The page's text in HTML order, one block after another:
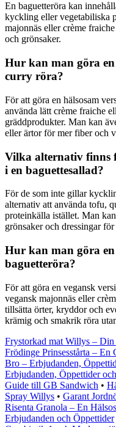
En baguetteröra kan
kyckling eller vegetabiliska
majonnäs eller crème
och grönsaker.
Hur kan man göra
curry röra?
För att göra en hälsosam
använda lätt crème fraiche
gräddprodukter. Man kan
eller ärtor för mer fiber och
Vilka alternativ finns
i en baguettesallad?
För de som inte gillar
alternativ att använda tofu,
proteinkälla istället. Man
grönsaker och dressingar
Hur kan man göra
baguetteröra?
För att göra en vegansk
vegansk majonnäs eller
tillsätta örter, kryddor och
krämig och smakrik röra
Frystorkad mat Willys –
Frödinge Prinsesstårta –
Bro – Erbjudanden,
Erbjudanden, Öppettider
Guide till GB Sandwich •
Spray Willys • Garant
Risenta Granola – En
Erbjudanden och Öppettider